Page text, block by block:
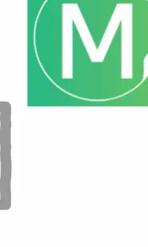
HOME
パソコ
パソコ
ンと